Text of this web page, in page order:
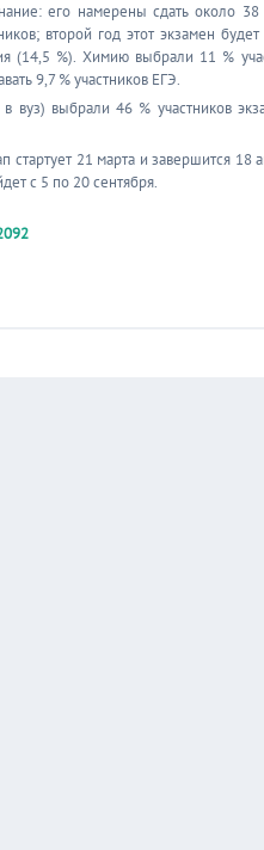
его намерены сдать около 38
второй год этот экзамен
(14,5 %). Химию выбрали 11 %
9,7 % участников ЕГЭ.
выбрали 46 % участников
стартует 21 марта и завершится
с 5 по 20 сентября.